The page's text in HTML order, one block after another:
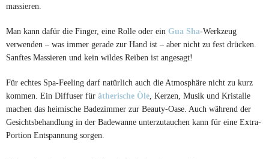
massieren.
Man kann dafür die Finger, eine Rolle oder ein Gua Sha-Werkzeug
verwenden – was immer gerade zur Hand ist – aber nicht zu fest drücken.
Sanftes Massieren und kein wildes Reiben ist angesagt!
Für echtes Spa-Feeling darf natürlich auch die Atmosphäre nicht zu kurz
kommen. Ein Diffuser für ätherische Öle , Kerzen, Musik und Kristalle
machen das heimische Badezimmer zur Beauty-Oase. Auch während der
Gesichtsbehandlung in der Badewanne unterzutauchen kann für eine Extra-
Portion Entspannung sorgen.